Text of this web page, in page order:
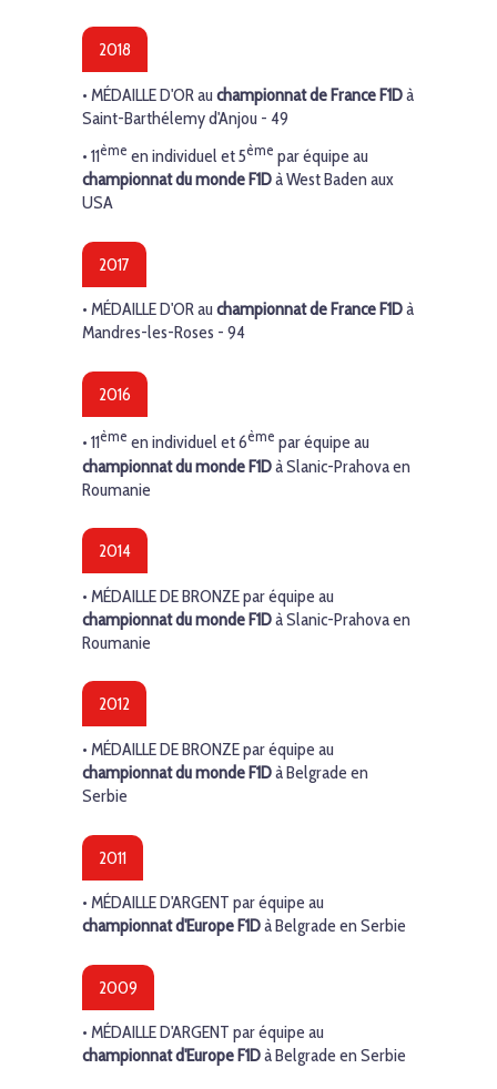
2018
• MÉDAILLE D'ORau championnat de France F1Dà
Saint-Barthélemy d'Anjou - 49
• 11ème en individuel et5ème par équipe au
championnat du monde F1Dà West Baden aux
USA
2017
• MÉDAILLE D'ORau championnat de France F1Dà
Mandres-les-Roses - 94
2016
• 11ème en individuel et6ème par équipe au
championnat du monde F1Dà Slanic-Prahova en
Roumanie
2014
• MÉDAILLE DE BRONZEpar équipe au
championnat du monde F1Dà Slanic-Prahova en
Roumanie
2012
• MÉDAILLE DE BRONZEpar équipe au
championnat du monde F1Dà Belgrade en
Serbie
2011
• MÉDAILLE D'ARGENT par équipe au
championnat d'Europe F1Dà Belgrade en Serbie
2009
• MÉDAILLE D'ARGENT par équipe au
championnat d'Europe F1Dà Belgrade en Serbie